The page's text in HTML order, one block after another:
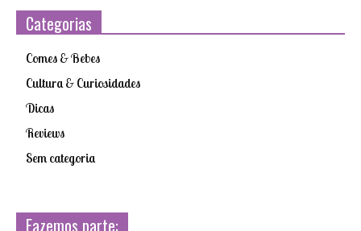
Categorias
Comes & Bebes
Cultura & Curiosidades
Dicas
Reviews
Sem categoria
Fazemos parte: